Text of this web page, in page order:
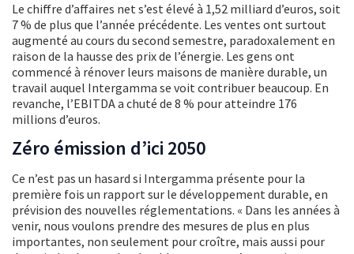
Le chiffre d’affaires net s’est élevé à 1,52 milliard d’euros, soit
7 % de plus que l’année précédente. Les ventes ont surtout
augmenté au cours du second semestre, paradoxalement en
raison de la hausse des prix de l’énergie. Les gens ont
commencé à rénover leurs maisons de manière durable, un
travail auquel Intergamma se voit contribuer beaucoup. En
revanche, l’EBITDA a chuté de 8 % pour atteindre 176
millions d’euros.
Zéro émission d’ici 2050
Ce n’est pas un hasard si Intergamma présente pour la
première fois un rapport sur le développement durable, en
prévision des nouvelles réglementations. « Dans les années à
venir, nous voulons prendre des mesures de plus en plus
importantes, non seulement pour croître, mais aussi pour